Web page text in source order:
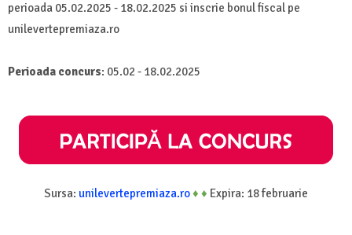
perioada 05.02.2025 - 18.02.2025 si inscrie bonul fiscal pe
unilevertepremiaza.ro
Perioada concurs: 05.02 - 18.02.2025
Sursa: unilevertepremiaza.ro♦ ♦ Expira: 18 februarie